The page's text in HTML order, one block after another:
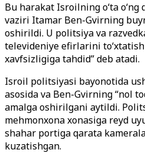
Bu harakat Isroilning o‘ta
vaziri Itamar Ben-Gvirning
oshirildi. U politsiya va
televideniye efirlarini
xavfsizligiga tahdid” deb atadi.
Isroil politsiyasi bayonotida
asosida va Ben-Gvirning “nol
amalga oshirilgani aytildi.
mehmonxona xonasiga reyd
shahar portiga qarata
kuzatishgan.